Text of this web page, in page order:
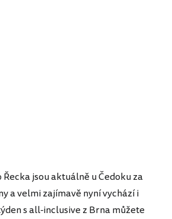
jsou aktuálně u Čedoku za
a velmi zajímavě nyní vychází i
s all-inclusive z Brna můžete